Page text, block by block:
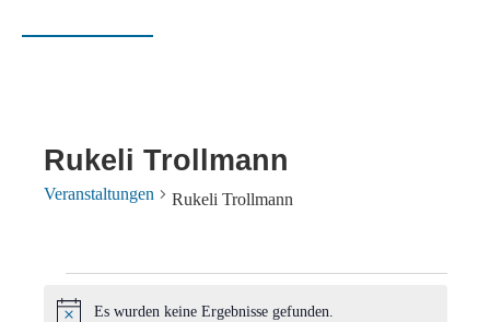
Rukeli Trollmann
Veranstaltungen Rukeli Trollmann
Veranstaltungen
Es wurden keine Ergebnisse gefunden.